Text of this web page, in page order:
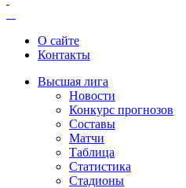
О сайте
Контакты
Высшая лига
Новости
Конкурс прогнозов
Составы
Матчи
Таблица
Статистика
Стадионы